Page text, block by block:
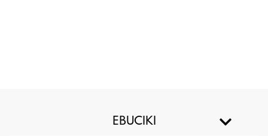
EBUCIKI